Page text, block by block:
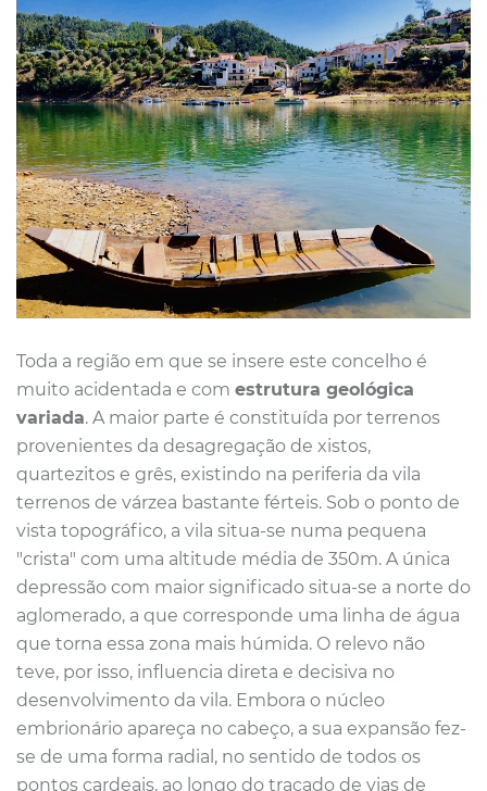
Toda a região em que se insere este concelho é
muito acidentada e com estrutura geológica
variada. A maior parte é constituída por terrenos
provenientes da desagregação de xistos,
quartezitos e grês, existindo na periferia da vila
terrenos de várzea bastante férteis. Sob o ponto de
vista topográfico, a vila situa-se numa pequena
"crista" com uma altitude média de 350m. A única
depressão com maior significado situa-se a norte do
aglomerado, a que corresponde uma linha de água
que torna essa zona mais húmida. O relevo não
teve, por isso, influencia direta e decisiva no
desenvolvimento da vila. Embora o núcleo
embrionário apareça no cabeço, a sua expansão fez-
se de uma forma radial, no sentido de todos os
pontos cardeais, ao longo do traçado de vias de